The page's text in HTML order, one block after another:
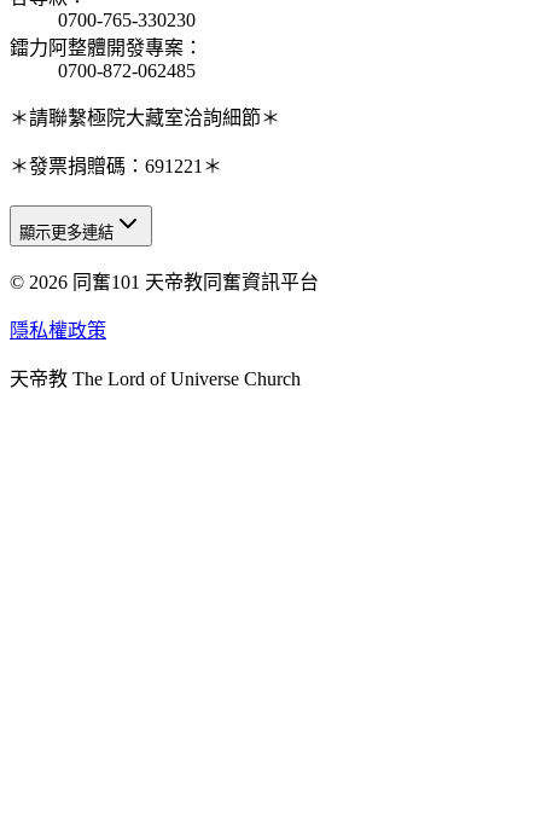
0700-765-330230
鐳力阿整體開發專案 ：
0700-872-062485
＊請聯繫極院大藏室洽詢細節＊
＊發票捐贈碼：691221＊
天人研究總院
天人研究學院
天人炁功院
顯示更多連結
© 2026 同奮101 天帝教同奮資訊平台
隱私權政策
天帝教 The Lord of Universe Church